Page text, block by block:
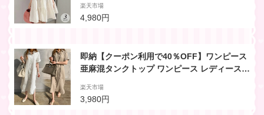
ったり 大きめ 可愛い 流行 カジュアル フェミ
ニン きれいめ シンプル 大人可愛い 春 夏 無
楽天市場
4,980円
即納【クーポン利用で40％OFF】ワンピース
亜麻混タンクトップ ワンピース レディース
ル素材 ワンピース ゆったり 半袖 オーガニッ
ク おしゃれ ロング丈 マキシ ロングシャツ 春
楽天市場
3,980円